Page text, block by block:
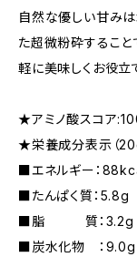
自然な優しい甘みは
た超微粉砕すること
軽に美味しくお役立
★アミノ酸スコア
★栄養成分表示（
■エネルギー：
■たんぱく質：5.8g
■脂 質：3.2g
■炭水化物 ：9.0g